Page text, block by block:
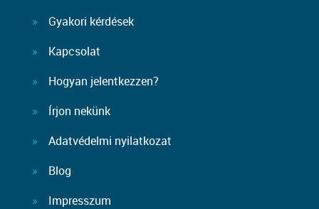
Gyakori kérdések
Kapcsolat
Hogyan jelentkezzen?
Írjon nekünk
Adatvédelmi nyilatkozat
Blog
Impresszum